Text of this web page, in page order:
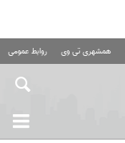
همشهری تی وی روابط عمومی